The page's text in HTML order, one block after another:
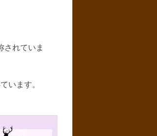
されていま
います。